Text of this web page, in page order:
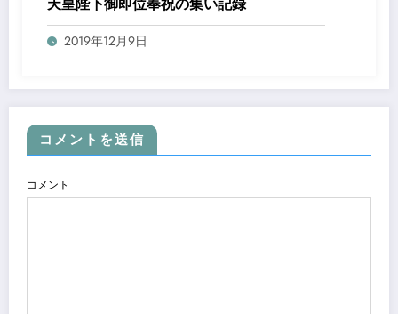
2019年12月9日
コメントを送信
コメント